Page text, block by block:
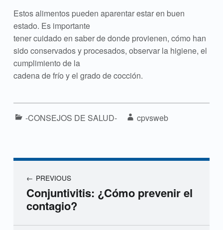
Estos alimentos pueden aparentar estar en buen
estado. Es importante
tener cuidado en saber de donde provienen, cómo han
sido conservados y procesados, observar la higiene, el
cumplimiento de la
cadena de frío y el grado de cocción.
Categorized in:
-CONSEJOS DE SALUD- cpvsweb
PREVIOUS
Conjuntivitis: ¿Cómo prevenir el
contagio?